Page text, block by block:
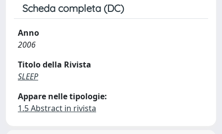
Scheda completa (DC)
Anno
2006
Titolo della Rivista
SLEEP
Appare nelle tipologie:
1.5 Abstract in rivista